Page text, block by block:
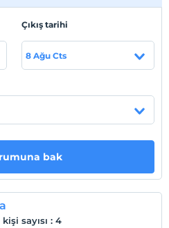
Galata Kulesi 3.5 km,
uzaklıktadır.
Göster
Çıkış tarihi
8 Ağu Cts
bak
sayısı : 4